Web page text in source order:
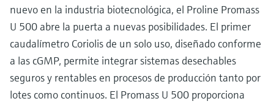
nuevo en la industria biotecnológica, el Proline Promass
U 500 abre la puerta a nuevas posibilidades. El primer
caudalímetro Coriolis de un solo uso, diseñado conforme
a las cGMP, permite integrar sistemas desechables
seguros y rentables en procesos de producción tanto por
lotes como continuos. El Promass U 500 proporciona